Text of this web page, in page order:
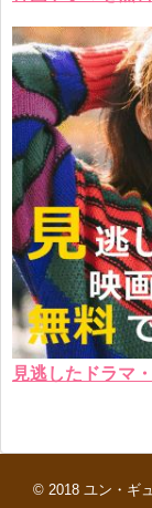
見逃したドラマ
© 2018 ユン・ギ